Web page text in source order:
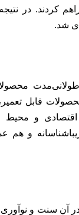
کردند. در
شد.
قابل
اقتصادی و محیط
و هم
آن سنت و